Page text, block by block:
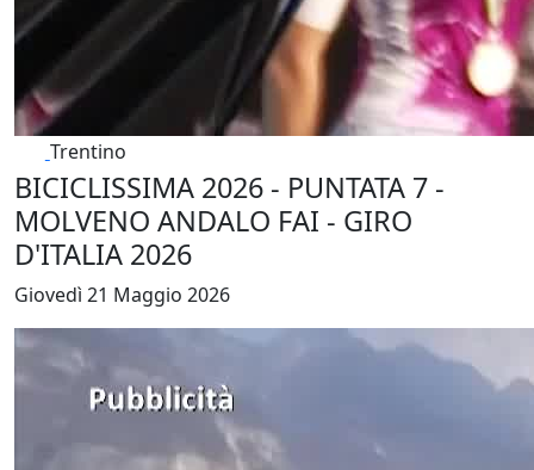
Trentino
BICICLISSIMA 2026 - PUNTATA 7 -
MOLVENO ANDALO FAI - GIRO
D'ITALIA 2026
Giovedì 21 Maggio 2026